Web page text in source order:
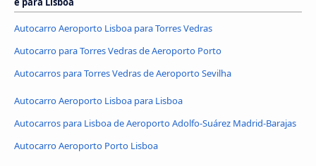
Autocarro Aeroporto Lisboa para Torres Vedras
Autocarro para Torres Vedras de Aeroporto Porto
Autocarros para Torres Vedras de Aeroporto Sevilha
Autocarro Aeroporto Lisboa para Lisboa
Autocarros para Lisboa de Aeroporto Adolfo-Suárez Madrid-Barajas
Autocarro Aeroporto Porto Lisboa